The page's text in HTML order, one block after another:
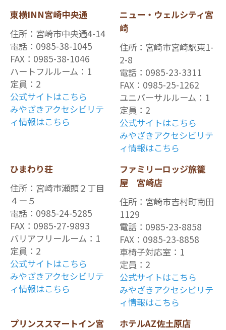
東横INN宮崎中央通
住所：宮崎市中央通4-14
電話：0985-38-1045
FAX：0985-38-1046
ハートフルルーム：1
定員：2
公式サイトはこちら
みやざきアクセシビリテ
ィ情報はこちら
ニュー・ウェルシティ宮
崎
住所：宮崎市宮崎駅東1-
2-8
電話：0985-23-3311
FAX：0985-25-1262
ユニバーサルルーム：1
定員：2
公式サイトはこちら
みやざきアクセシビリテ
ィ情報はこちら
ひまわり荘
住所：宮崎市瀬頭２丁目
４ー５
電話：0985-24-5285
FAX：0985-27-9893
バリアフリールーム：1
定員：2
公式サイトはこちら
みやざきアクセシビリテ
ィ情報はこちら
ファミリーロッジ旅籠
屋 宮崎店
住所：宮崎市吉村町南田
1129
電話：0985-23-8858
FAX：0985-23-8858
車椅子対応室：1
定員：2
公式サイトはこちら
みやざきアクセシビリテ
ィ情報はこちら
プリンススマートイン宮
ホテルAZ佐土原店